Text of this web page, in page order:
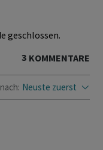
geschlossen.
3 KOMMENTARE
Neuste zuerst